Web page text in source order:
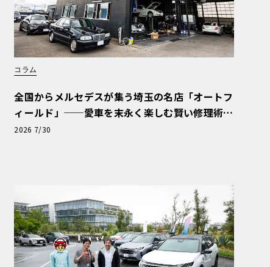
コラム
全国からメルセデスが集う埼玉の名店「オートフ
ィールド」──愛車を末永く楽しむ賢い修理術
と、プロがフックス製オイルを選ぶ理由〈PR〉
2026 7/30